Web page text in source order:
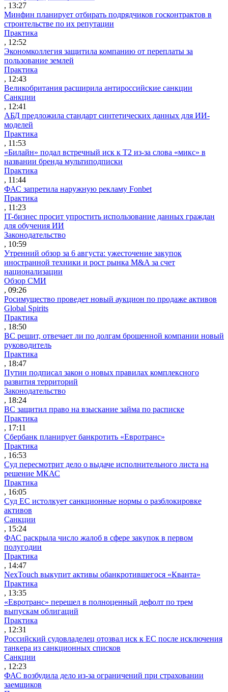
, 13:27
Минфин планирует отбирать подрядчиков госконтрактов в
строительстве по их репутации
Практика
, 12:52
Экономколлегия защитила компанию от переплаты за
пользование землей
Практика
, 12:43
Великобритания расширила антироссийские санкции
Санкции
, 12:41
АБД предложила стандарт синтетических данных для ИИ-
моделей
Практика
, 11:53
«Билайн» подал встречный иск к Т2 из-за слова «микс» в
названии бренда мультиподписки
Практика
, 11:44
ФАС запретила наружную рекламу Fonbet
Практика
, 11:23
IT-бизнес просит упростить использование данных граждан
для обучения ИИ
Законодательство
, 10:59
Утренний обзор за 6 августа: ужесточение закупок
иностранной техники и рост рынка M&A за счет
национализации
Обзор СМИ
, 09:26
Росимущество проведет новый аукцион по продаже активов
Global Spirits
Практика
, 18:50
ВС решит, отвечает ли по долгам брошенной компании новый
руководитель
Практика
, 18:47
Путин подписал закон о новых правилах комплексного
развития территорий
Законодательство
, 18:24
ВС защитил право на взыскание займа по расписке
Практика
, 17:11
Сбербанк планирует банкротить «Евротранс»
Практика
, 16:53
Суд пересмотрит дело о выдаче исполнительного листа на
решение МКАС
Практика
, 16:05
Суд ЕС истолкует санкционные нормы о разблокировке
активов
Санкции
, 15:24
ФАС раскрыла число жалоб в сфере закупок в первом
полугодии
Практика
, 14:47
NexTouch выкупит активы обанкротившегося «Кванта»
Практика
, 13:35
«Евротранс» перешел в полноценный дефолт по трем
выпускам облигаций
Практика
, 12:31
Российский судовладелец отозвал иск к ЕС после исключения
танкера из санкционных списков
Санкции
, 12:23
ФАС возбудила дело из-за ограничений при страховании
заемщиков